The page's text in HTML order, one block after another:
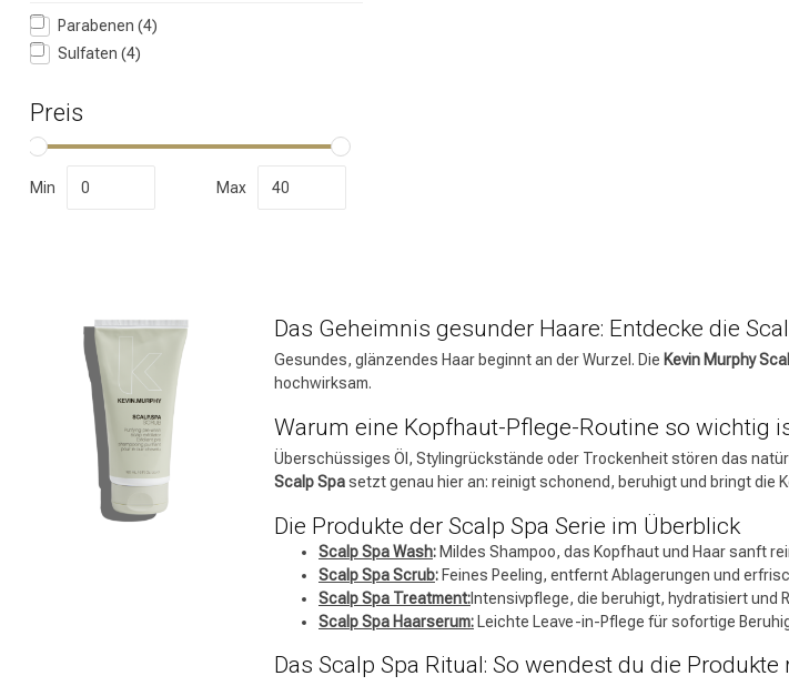
Parabenen (4)
Sulfaten (4)
Preis
Min Max
Das Geheimnis gesunder Haare: Entdecke die
Gesundes, glänzendes Haar beginnt an der Wurzel. Die Kevin Murphy
hochwirksam.
Warum eine Kopfhaut-Pflege-Routine so wichtig
Überschüssiges Öl, Stylingrückstände oder Trockenheit stören das
Scalp Spasetzt genau hier an: reinigt schonend, beruhigt und bringt die
Die Produkte der Scalp Spa Serie im Überblick
Scalp Spa Wash:Mildes Shampoo, das Kopfhaut und Haar sanft
Scalp Spa Scrub:Feines Peeling, entfernt Ablagerungen und
Scalp Spa Treatment:Intensivpflege, die beruhigt, hydratisiert und
Scalp Spa Haarserum:Leichte Leave-in-Pflege für sofortige
Das Scalp Spa Ritual: So wendest du die Produkte